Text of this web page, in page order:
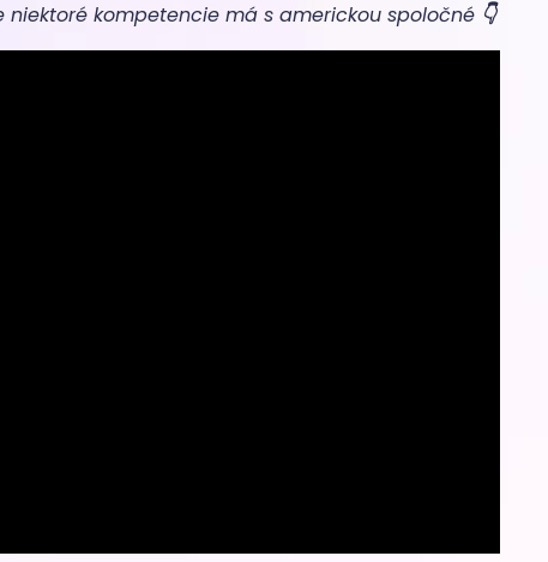
niektoré kompetencie má s americkou spoločné 👇